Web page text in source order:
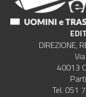
DIREZIONE,
40013
Tel. 051